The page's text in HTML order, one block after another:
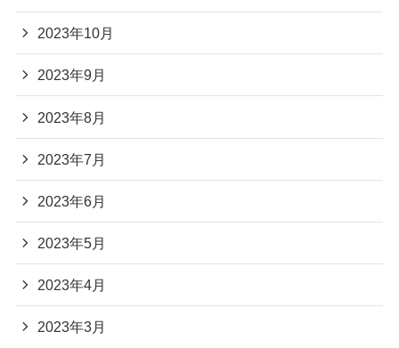
2023年10月
2023年9月
2023年8月
2023年7月
2023年6月
2023年5月
2023年4月
2023年3月